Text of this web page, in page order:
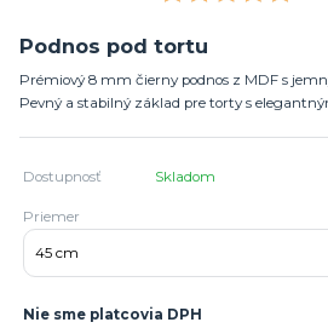
Podnos pod tortu
Prémiový 8 mm čierny podnos z MDF s
Pevný a stabilný základ pre torty s
Dostupnosť Skladom
Priemer
Nie sme platcovia DPH